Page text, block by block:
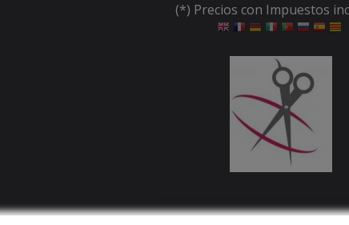
(*) Precios con Impuestos
Métodos de pago